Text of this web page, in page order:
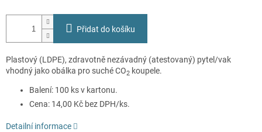
Přidat do košíku
Plastový (LDPE), zdravotně nezávadný (atestovaný) pytel/vak
vhodný jako obálka pro suché CO2 koupele.
Balení: 100 ks v kartonu.
Cena: 14,00 Kč bez DPH/ks.
Detailní informace